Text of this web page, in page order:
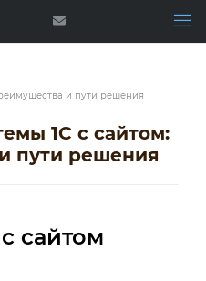
и пути решения
1С с сайтом:
пути решения
сайтом